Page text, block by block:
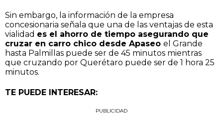
Sin embargo, la información de la empresa
concesionaria señala que una de las ventajas de esta
vialidad es el ahorro de tiempo asegurando que
cruzar en carro chico desde Apaseo el Grande
hasta Palmillas puede ser de 45 minutos mientras
que cruzando por Querétaro puede ser de 1 hora 25
minutos.
TE PUEDE INTERESAR:
PUBLICIDAD